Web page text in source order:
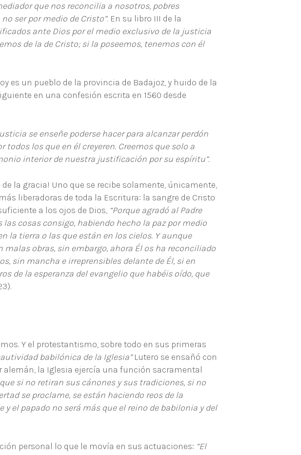
que nos reconcilia a nosotros, pobres
ser por medio de Cristo”. En su libro III de la
ante Dios por el medio exclusivo de la justicia
de la de Cristo; si la poseemos, tenemos con él
es un pueblo de la provincia de Badajoz, y huido de la
en una confesión escrita en 1560 desde
se enseñe poderse hacer para alcanzar perdón
los que en él creyeren. Creemos que solo a
interior de nuestra justificación por su espíritu”.
la gracia! Uno que se recibe solamente, únicamente,
liberadoras de toda la Escritura: la sangre de Cristo
a los ojos de Dios, “Porque agradó al Padre
cosas consigo, habiendo hecho la paz por medio
la tierra o las que están en los cielos. Y aunque
obras, sin embargo, ahora Él os ha reconciliado
sin mancha e irreprensibles delante de Él, si en
de la esperanza del evangelio que habéis oído, que
Y el protestantismo, sobre todo en sus primeras
babilónica de la Iglesia”Lutero se ensañó con
la Iglesia ejercía una función sacramental
si no retiran sus cánones y sus tradiciones, si no
se proclame, se están haciendo reos de la
el papado no será más que el reino de babilonia y del
personal lo que le movía en sus actuaciones: “El